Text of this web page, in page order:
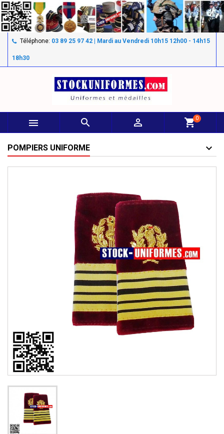
Téléphone: 03 89 25 97 42 | Mardi au Vendredi 10h15 12h00 - 14h15
18h30
   shopping_cart0
POMPIERS UNIFORME